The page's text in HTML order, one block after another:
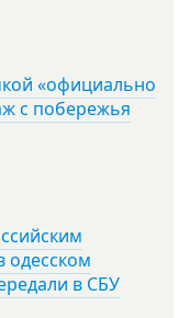
«официально
с побережья
одесском
в СБУ